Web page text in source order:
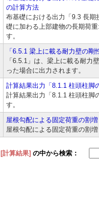
の計算方法
布基礎における出力「9.3 長期
礎に加わる上部建物の長期荷
す。
「6.5.1 梁上に載る耐力壁の剛
「6.5.1」は、梁上に載る耐力
った場合に出力されます。
計算結果出力「8.1.1 柱頭柱脚
計算結果出力「8.1.1 柱頭柱脚
す。
屋根勾配による固定荷重の割
屋根勾配による固定荷重の割
[計算結果] の中から検索：